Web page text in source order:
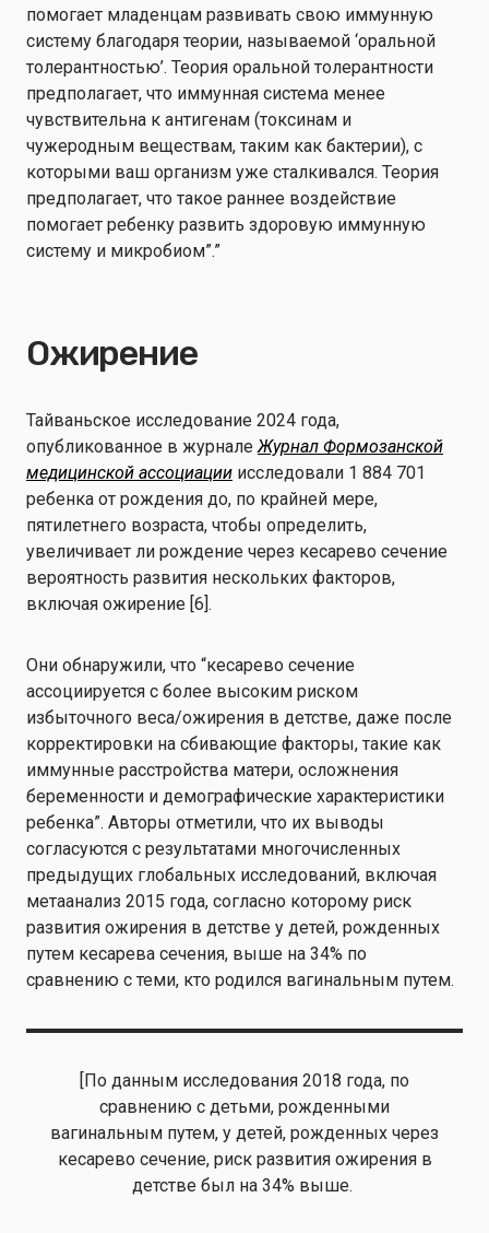
помогает младенцам развивать свою иммунную
систему благодаря теории, называемой ‘оральной
толерантностью’. Теория оральной толерантности
предполагает, что иммунная система менее
чувствительна к антигенам (токсинам и
чужеродным веществам, таким как бактерии), с
которыми ваш организм уже сталкивался. Теория
предполагает, что такое раннее воздействие
помогает ребенку развить здоровую иммунную
систему и микробиом”.”
Ожирение
Тайваньское исследование 2024 года,
опубликованное в журналеЖурнал Формозанской
медицинской ассоциации исследовали 1 884 701
ребенка от рождения до, по крайней мере,
пятилетнего возраста, чтобы определить,
увеличивает ли рождение через кесарево сечение
вероятность развития нескольких факторов,
включая ожирение [6].
Они обнаружили, что “кесарево сечение
ассоциируется с более высоким риском
избыточного веса/ожирения в детстве, даже после
корректировки на сбивающие факторы, такие как
иммунные расстройства матери, осложнения
беременности и демографические характеристики
ребенка”. Авторы отметили, что их выводы
согласуются с результатами многочисленных
предыдущих глобальных исследований, включая
метаанализ 2015 года, согласно которому риск
развития ожирения в детстве у детей, рожденных
путем кесарева сечения, выше на 34% по
сравнению с теми, кто родился вагинальным путем.
[По данным исследования 2018 года, по
сравнению с детьми, рожденными
вагинальным путем, у детей, рожденных через
кесарево сечение, риск развития ожирения в
детстве был на 34% выше.